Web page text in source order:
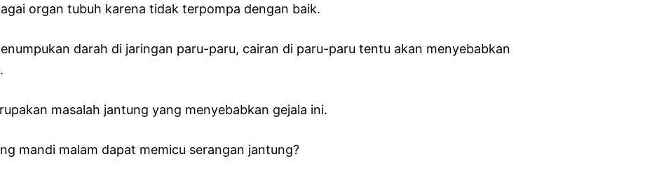
organ tubuh karena tidak terpompa dengan baik.
darah di jaringan paru-paru, cairan di paru-paru tentu akan menyebabkan
masalah jantung yang menyebabkan gejala ini.
mandi malam dapat memicu serangan jantung?